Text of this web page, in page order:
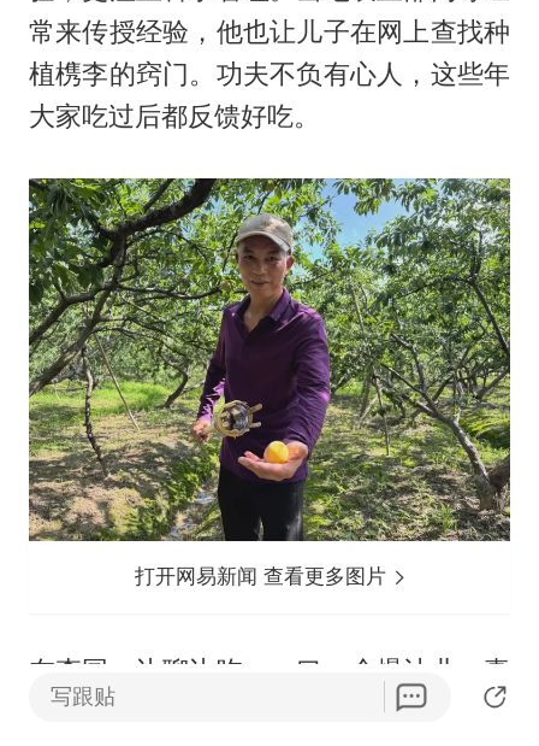
常来传授经验，他也让儿子在网上查找种
植槜李的窍门。功夫不负有心人，这些年
大家吃过后都反馈好吃。
打开网易新闻 查看更多图片
在李园，边聊边吃，一口一个爆汁儿，真
爽！
写跟贴